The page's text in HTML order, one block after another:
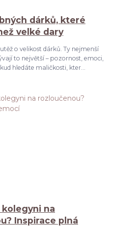
dárků, které
velké dary
o velikost dárků. Ty nejmenší
to největší – pozornost, emoci,
hledáte maličkosti, kter...
na
Inspirace plná